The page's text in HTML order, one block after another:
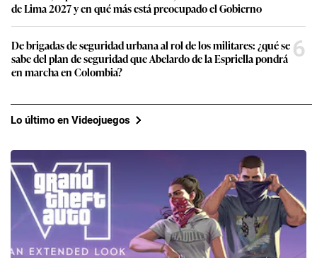
de Lima 2027 y en qué más está preocupado el Gobierno
De brigadas de seguridad urbana al rol de los militares: ¿qué se
sabe del plan de seguridad que Abelardo de la Espriella pondrá
en marcha en Colombia?
6
Lo último en Videojuegos